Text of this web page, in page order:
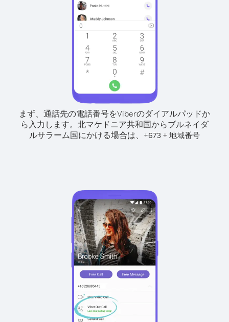
まず、通話先の電話番号をViberのダイアルパッドか
ら入力します。 北マケドニア共和国からブルネイダ
ルサラーム国にかける場合は、 +673 + 地域番号